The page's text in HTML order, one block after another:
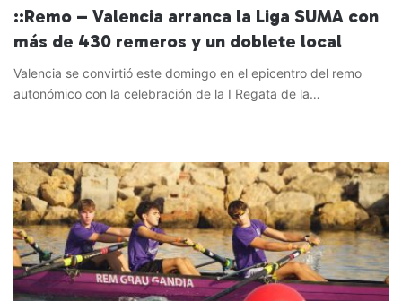
::Remo – Valencia arranca la Liga SUMA con
más de 430 remeros y un doblete local
Valencia se convirtió este domingo en el epicentro del remo
autonómico con la celebración de la I Regata de la…